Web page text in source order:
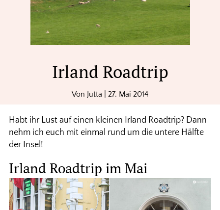
Irland Roadtrip
Von Jutta 27. Mai 2014
Habt ihr Lust auf einen kleinen Irland Roadtrip? Dann
nehm ich euch mit einmal rund um die untere Hälfte
der Insel!
Irland Roadtrip im Mai